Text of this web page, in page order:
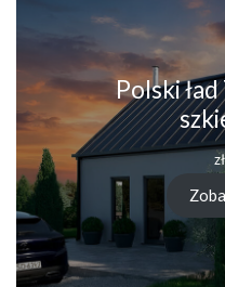
Polski
zł